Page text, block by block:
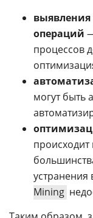
операций
процессов
могут быть
происходит
Mining